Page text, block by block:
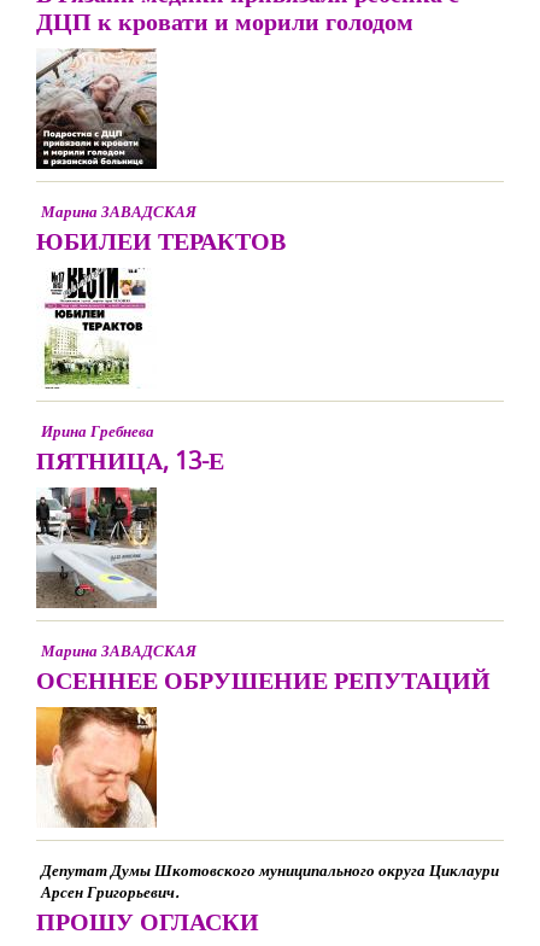
ДЦП к кровати и морили голодом
Марина ЗАВАДСКАЯ
ЮБИЛЕИ ТЕРАКТОВ
Ирина Гребнева
ПЯТНИЦА, 13-Е
Марина ЗАВАДСКАЯ
ОСЕННЕЕ ОБРУШЕНИЕ РЕПУТАЦИЙ
Депутат Думы Шкотовского муниципального округа Циклаури
Арсен Григорьевич.
ПРОШУ ОГЛАСКИ